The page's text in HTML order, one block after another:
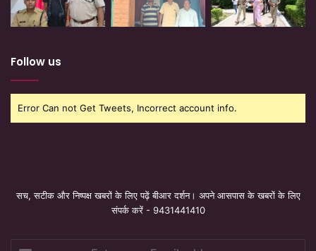
Follow us
Error Can not Get Tweets, Incorrect account info.
सच, सटीक और निष्पक्ष खबरों के लिए पढ़ें बीआर दर्शन। अपने आसपास के खबरों के लिए
संपर्क करें - 9431441410